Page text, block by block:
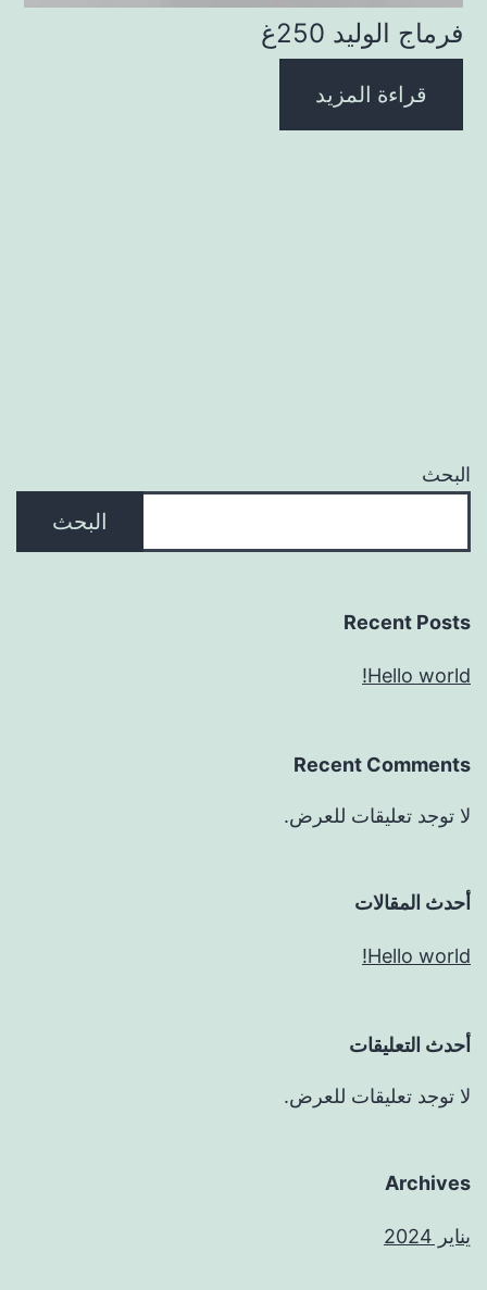
فرماج الوليد 250غ
قراءة المزيد
البحث
البحث
Recent Posts
Hello world!
Recent Comments
لا توجد تعليقات للعرض.
أحدث المقالات
Hello world!
أحدث التعليقات
لا توجد تعليقات للعرض.
Archives
يناير 2024